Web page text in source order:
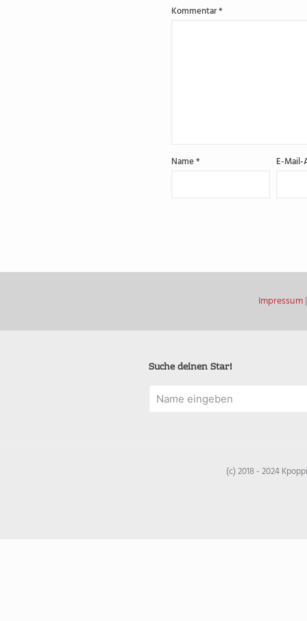
Kommentar*
Name* E-
Impressum
Suche deinen Star!
(c) 2018 - 2024